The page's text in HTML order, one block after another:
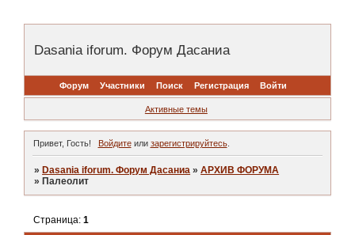
Dasania iforum. Форум Дасаниа
Форум Участники Поиск Регистрация Войти
Активные темы
Привет, Гость! Войдитеили зарегистрируйтесь.
» Dasania iforum. Форум Дасаниа »АРХИВ ФОРУМА
» Палеолит
Страница:1